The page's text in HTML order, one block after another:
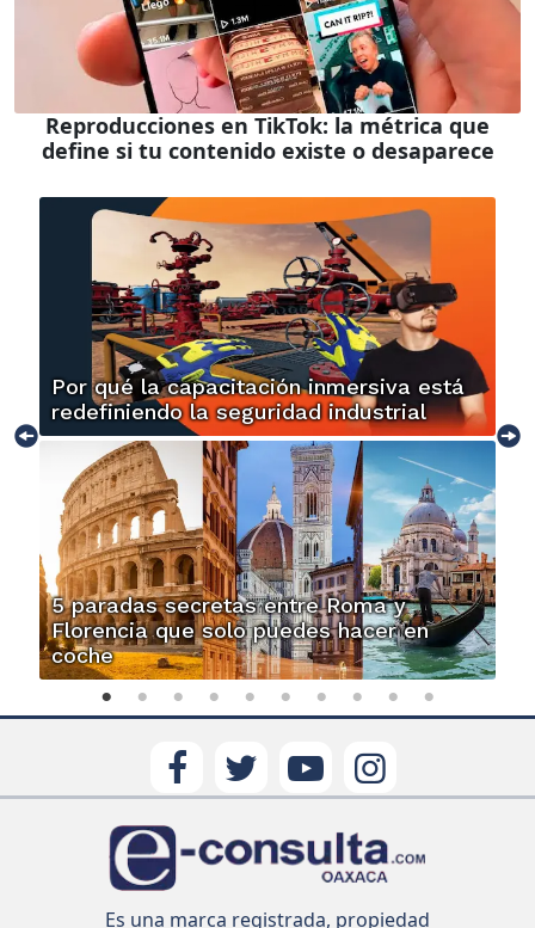
Reproducciones en TikTok: la métrica que
define si tu contenido existe o desaparece
Por qué la capacitación inmersiva está
redefiniendo la seguridad industrial
5 paradas secretas entre Roma y
Florencia que solo puedes hacer en
coche
Es una marca registrada, propiedad